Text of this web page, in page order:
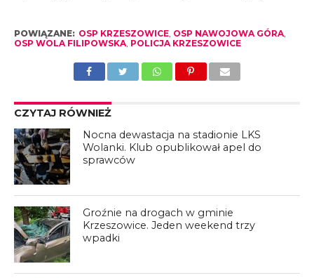
POWIĄZANE: OSP KRZESZOWICE, OSP NAWOJOWA GÓRA,
OSP WOLA FILIPOWSKA, POLICJA KRZESZOWICE
CZYTAJ RÓWNIEŻ
Nocna dewastacja na stadionie LKS
Wolanki. Klub opublikował apel do
sprawców
Groźnie na drogach w gminie
Krzeszowice. Jeden weekend trzy
wpadki